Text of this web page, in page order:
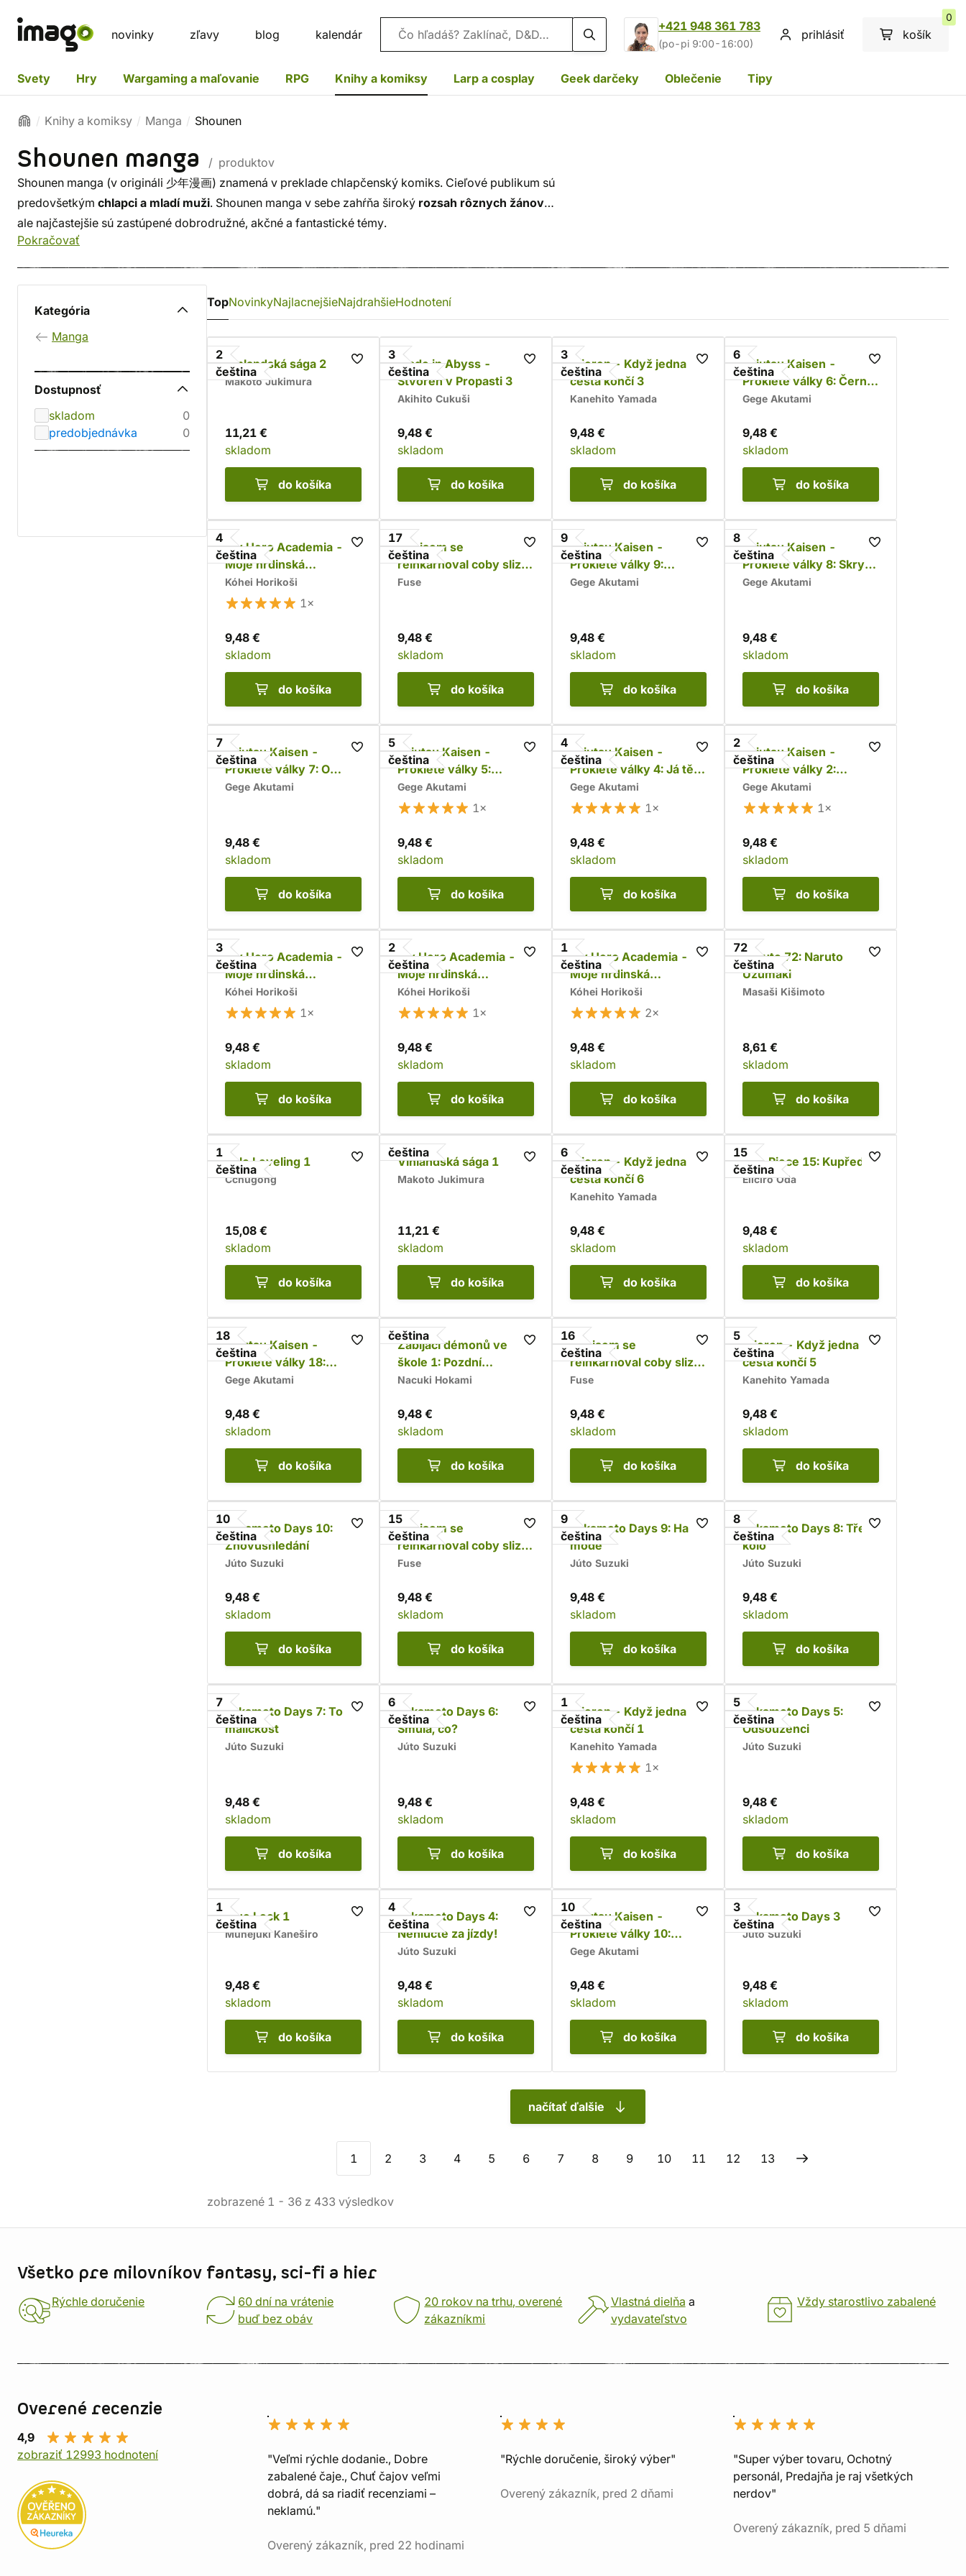
novinky zľavy blog kalendár Vyhľadávanie
+421 948 361 783
(po-pi 9:00-16:00)
prihlásiť košík
0
Svety Hry Wargaming a maľovanie RPG Knihy a komiksy Larp a cosplay Geek darčeky Oblečenie Tipy
Knihy a komiksy Manga Shounen
Shounen manga
/ produktov
Shounen manga (v origináli 少年漫画) znamená v preklade chlapčenský komiks. Cieľové publikum sú
predovšetkým chlapci a mladí muži. Shounen manga v sebe zahŕňa široký rozsah rôznych žánov,
ale najčastejšie sú zastúpené dobrodružné, akčné a fantastické témy.
Pokračovať
Kategória
Manga
Dostupnosť
skladom
0
predobjednávka
0
TopNovinkyNajlacnejšieNajdrahšieHodnotení
2
čeština
Vinlandská sága 2
Makoto Jukimura
11,21 €
skladom
do košíka
3
čeština
Made in Abyss -
Stvořen v Propasti 3
Akihito Cukuši
9,48 €
skladom
do košíka
3
čeština
Frieren - Když jedna
cesta končí 3
Kanehito Yamada
9,48 €
skladom
do košíka
6
čeština
Jujutsu Kaisen -
Prokleté války 6: Černý
záblesk
Gege Akutami
9,48 €
skladom
do košíka
4
čeština
My Hero Academia -
Moje hrdinská
akademie 4
Kóhei Horikoši
1×
9,48 €
skladom
do košíka
17
čeština
Jak jsem se
reinkarnoval coby sliz
17
Fuse
9,48 €
skladom
do košíka
9
čeština
Jujutsu Kaisen -
Prokleté války 9:
Zmařený potenciál
Gege Akutami
9,48 €
skladom
do košíka
8
čeština
Jujutsu Kaisen -
Prokleté války 8: Skrytý
potenciál
Gege Akutami
9,48 €
skladom
do košíka
7
čeština
Jujutsu Kaisen -
Prokleté války 7: O
původu pouta
Gege Akutami
9,48 €
skladom
do košíka
5
čeština
Jujutsu Kaisen -
Prokleté války 5:
Přátelské klání s
kjótskou sesterskou
Gege Akutami
1×
9,48 €
skladom
do košíka
4
čeština
Jujutsu Kaisen -
Prokleté války 4: Já tě
zabiju!
Gege Akutami
1×
9,48 €
skladom
do košíka
2
čeština
Jujutsu Kaisen -
Prokleté války 2:
Prokleté lůno
Gege Akutami
1×
9,48 €
skladom
do košíka
3
čeština
My Hero Academia -
Moje hrdinská
akademie 3
Kóhei Horikoši
1×
9,48 €
skladom
do košíka
2
čeština
My Hero Academia -
Moje hrdinská
akademie 2
Kóhei Horikoši
1×
9,48 €
skladom
do košíka
1
čeština
My Hero Academia -
Moje hrdinská
akademie 1
Kóhei Horikoši
2×
9,48 €
skladom
do košíka
72
čeština
Naruto 72: Naruto
Uzumaki
Masaši Kišimoto
8,61 €
skladom
do košíka
1
čeština
Solo Leveling 1
Čchugong
15,08 €
skladom
do košíka
čeština
Vinlandská sága 1
Makoto Jukimura
11,21 €
skladom
do košíka
6
čeština
Frieren - Když jedna
cesta končí 6
Kanehito Yamada
9,48 €
skladom
do košíka
15
čeština
One Piece 15: Kupředu!
Eiičiró Oda
9,48 €
skladom
do košíka
18
čeština
Jujutsu Kaisen -
Prokleté války 18:
Horečka
Gege Akutami
9,48 €
skladom
do košíka
čeština
Zabijáci démonů ve
škole 1: Pozdní
příchody přísně
Nacuki Hokami
9,48 €
skladom
do košíka
16
čeština
Jak jsem se
reinkarnoval coby sliz
16
Fuse
9,48 €
skladom
do košíka
5
čeština
Frieren - Když jedna
cesta končí 5
Kanehito Yamada
9,48 €
skladom
do košíka
10
čeština
Sakamoto Days 10:
Znovushledání
Júto Suzuki
9,48 €
skladom
do košíka
15
čeština
Jak jsem se
reinkarnoval coby sliz
15
Fuse
9,48 €
skladom
do košíka
9
čeština
Sakamoto Days 9: Hard
mode
Júto Suzuki
9,48 €
skladom
do košíka
8
čeština
Sakamoto Days 8: Třetí
kolo
Júto Suzuki
9,48 €
skladom
do košíka
7
čeština
Sakamoto Days 7: To je
maličkost
Júto Suzuki
9,48 €
skladom
do košíka
6
čeština
Sakamoto Days 6:
Smůla, co?
Júto Suzuki
9,48 €
skladom
do košíka
1
čeština
Frieren - Když jedna
cesta končí 1
Kanehito Yamada
1×
9,48 €
skladom
do košíka
5
čeština
Sakamoto Days 5:
Odsouzenci
Júto Suzuki
9,48 €
skladom
do košíka
1
čeština
Blue Lock 1
Munejuki Kaneširo
9,48 €
skladom
do košíka
4
čeština
Sakamoto Days 4:
Nehlučte za jízdy!
Júto Suzuki
9,48 €
skladom
do košíka
10
čeština
Jujutsu Kaisen -
Prokleté války 10:
Večerní předehra
Gege Akutami
9,48 €
skladom
do košíka
3
čeština
Sakamoto Days 3
Júto Suzuki
9,48 €
skladom
do košíka
načítať ďalšie
1 2 3 4 5 6 7 8 9 10 11 12 13
zobrazené 1 - 36 z 433 výsledkov
Všetko pre milovníkov fantasy, sci-fi a hier
Rýchle doručenie
60 dní na vrátenie
buď bez obáv
20 rokov na trhu, overené
zákazníkmi
Vlastná dielňa a
vydavateľstvo
Vždy starostlivo zabalené
Overené recenzie
4,9
zobraziť 12993 hodnotení
"Veľmi rýchle dodanie., Dobre
zabalené čaje., Chuť čajov veľmi
dobrá, dá sa riadiť recenziami –
neklamú."
Overený zákazník, pred 22 hodinami
"Rýchle doručenie, široký výber"
Overený zákazník, pred 2 dňami
"Super výber tovaru, Ochotný
personál, Predajňa je raj všetkých
nerdov"
Overený zákazník, pred 5 dňami